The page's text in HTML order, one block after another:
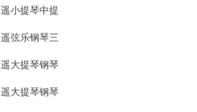
小提琴中提
弦乐钢琴三
大提琴钢琴
大提琴钢琴